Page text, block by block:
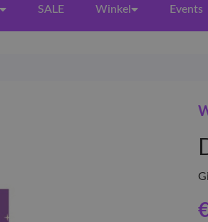
SALE Winkel Events